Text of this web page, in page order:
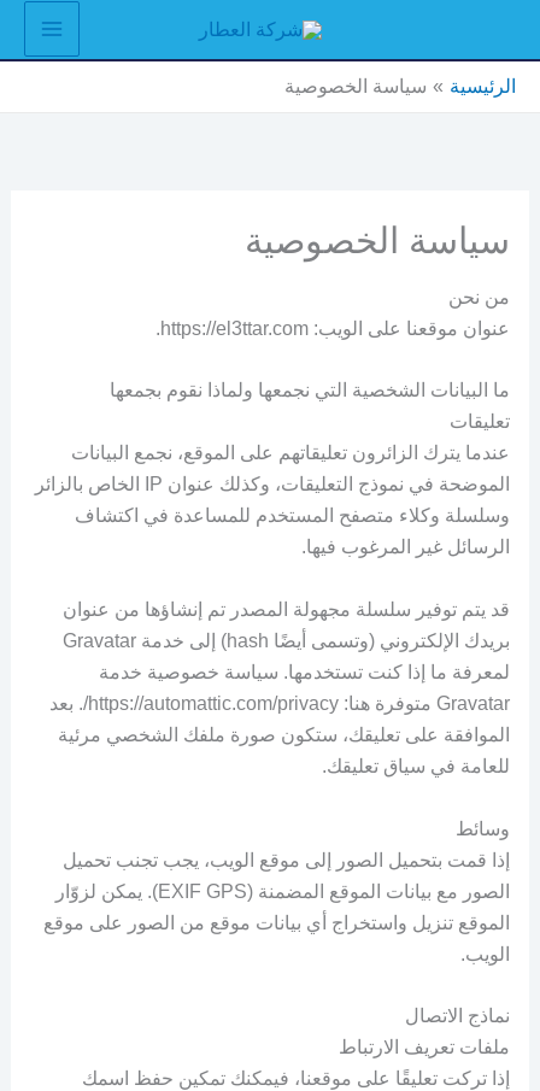
المحتوىالرئيسية سياسة الخصوصية
سياسة الخصوصية
من نحن
عنوان موقعنا على الويب: https://el3ttar.com.
ما البيانات الشخصية التي نجمعها ولماذا نقوم بجمعها
تعليقات
عندما يترك الزائرون تعليقاتهم على الموقع، نجمع البيانات
الموضحة في نموذج التعليقات، وكذلك عنوان IP الخاص بالزائر
وسلسلة وكلاء متصفح المستخدم للمساعدة في اكتشاف
الرسائل غير المرغوب فيها.
قد يتم توفير سلسلة مجهولة المصدر تم إنشاؤها من عنوان
بريدك الإلكتروني (وتسمى أيضًا hash) إلى خدمة Gravatar
لمعرفة ما إذا كنت تستخدمها. سياسة خصوصية خدمة
Gravatar متوفرة هنا: https://automattic.com/privacy/. بعد
الموافقة على تعليقك، ستكون صورة ملفك الشخصي مرئية
للعامة في سياق تعليقك.
وسائط
إذا قمت بتحميل الصور إلى موقع الويب، يجب تجنب تحميل
الصور مع بيانات الموقع المضمنة (EXIF GPS). يمكن لزوّار
الموقع تنزيل واستخراج أي بيانات موقع من الصور على موقع
الويب.
نماذج الاتصال
ملفات تعريف الارتباط
إذا تركت تعليقًا على موقعنا، فيمكنك تمكين حفظ اسمك